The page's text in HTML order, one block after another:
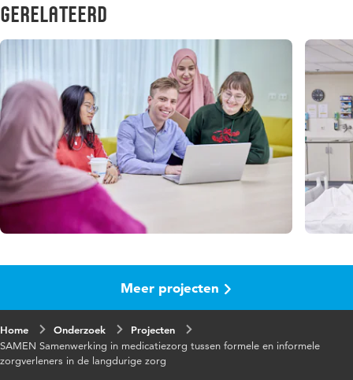
Gerelateerd
Meer projecten
Home Onderzoek
Projecten
SAMEN Samenwerking in medicatiezorg tussen formele en informele
zorgverleners in de langdurige zorg